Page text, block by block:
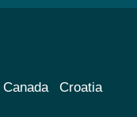
Canada Croatia